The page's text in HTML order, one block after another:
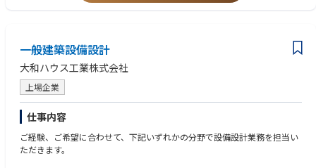
一般建築設備設計
大和ハウス工業株式会社
上場企業
仕事内容
ご経験、ご希望に合わせて、下記いずれかの分野で設備設計業務を担当い
ただきます。